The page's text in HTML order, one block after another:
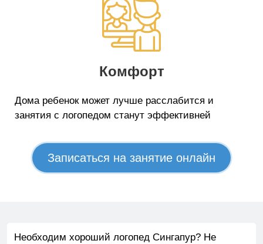
Комфорт
Дома ребенок может лучше расслабится и
занятия с логопедом станут эффективней
Записаться на занятие онлайн
Необходим хороший логопед Сингапур? Не